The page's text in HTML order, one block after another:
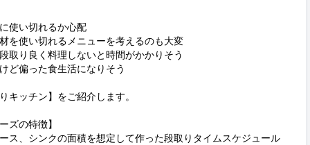
使い切れるか心配
を使い切れるメニューを考えるのも大変
取り良く料理しないと時間がかかりそう
ど偏った食生活になりそう
キッチン】をご紹介します。
ズの特徴】
ス、シンクの面積を想定して作った段取りタイムスケジュール